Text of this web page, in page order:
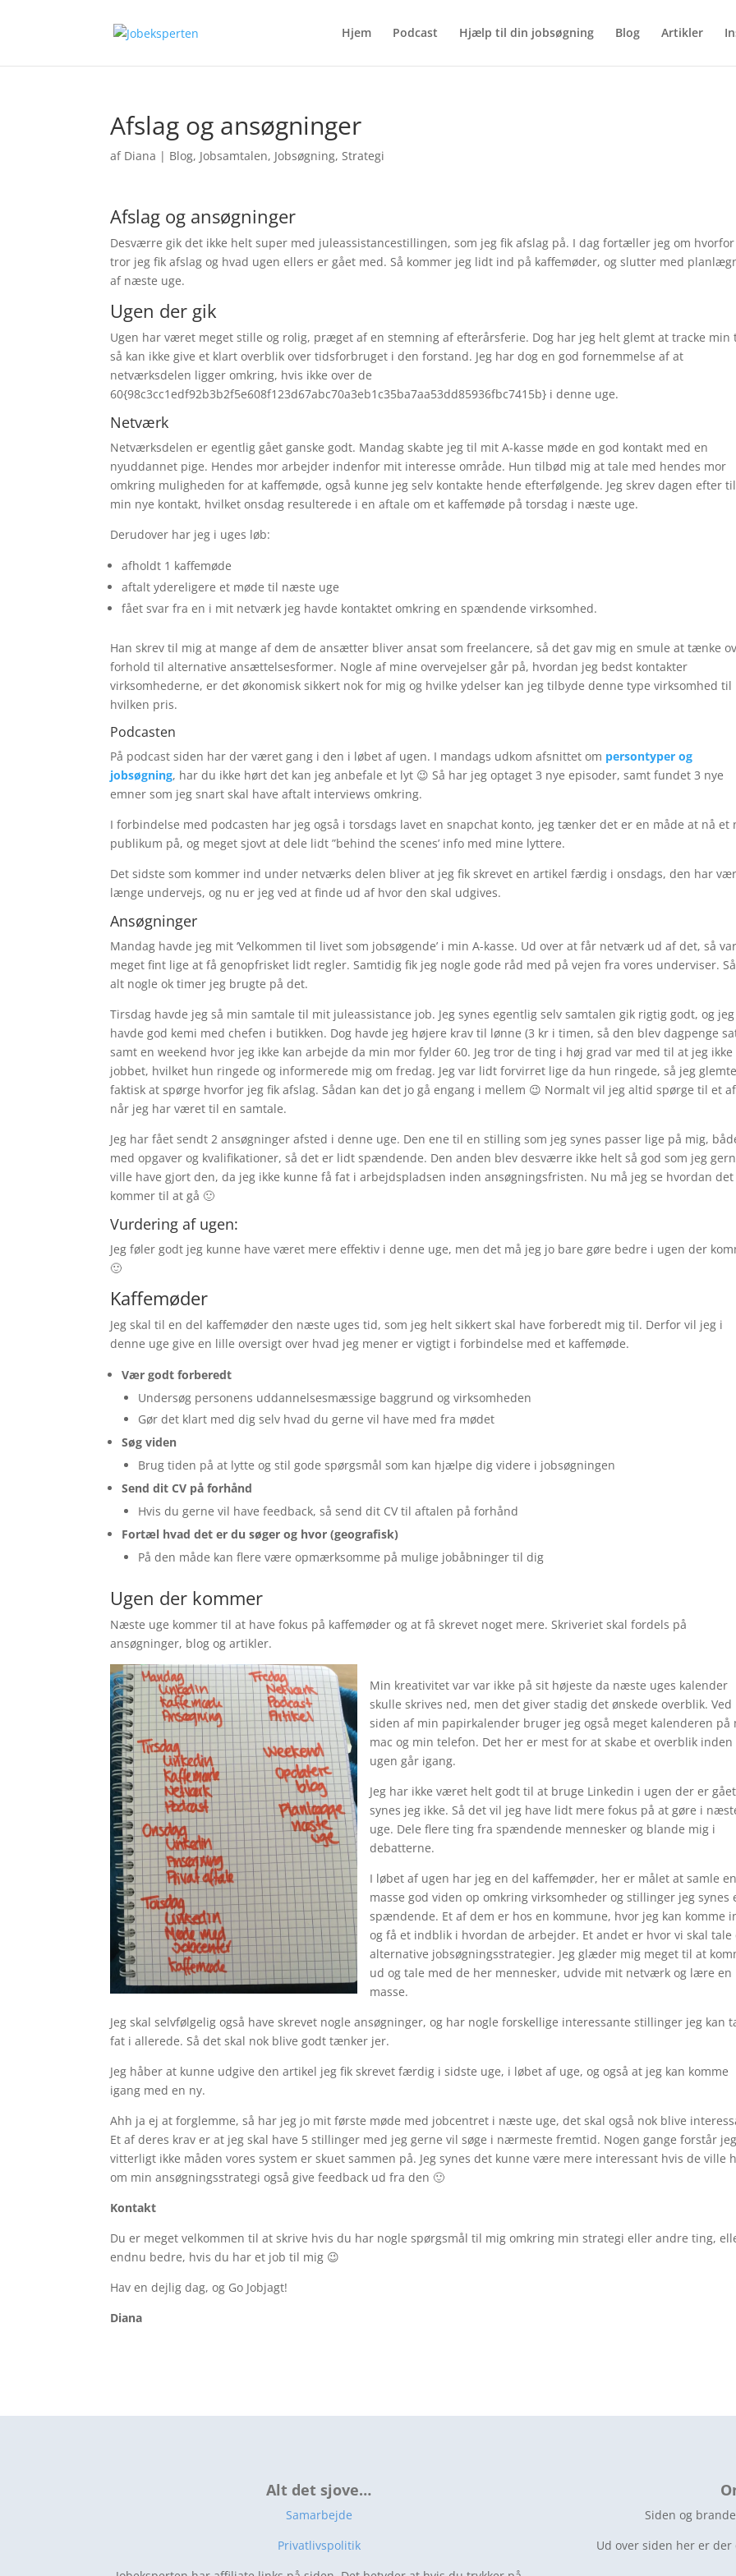
Hjem Podcast Hjælp til din jobsøgning Blog Artikler
Afslag og ansøgninger
af Diana | Blog, Jobsamtalen, Jobsøgning,Strategi
Afslag og ansøgninger
Desværre gik det ikke helt super med juleassistancestillingen, som jeg fik afslag på. I dag fortæller jeg om
tror jeg fik afslag og hvad ugen ellers er gået med. Så kommer jeg lidt ind på kaffemøder, og slutter med
af næste uge.
Ugen der gik
Ugen har været meget stille og rolig, præget af en stemning af efterårsferie. Dog har jeg helt glemt at tracke min
så kan ikke give et klart overblik over tidsforbruget i den forstand. Jeg har dog en god fornemmelse af at
netværksdelen ligger omkring, hvis ikke over de
60{98c3cc1edf92b3b2f5e608f123d67abc70a3eb1c35ba7aa53dd85936fbc7415b} i denne uge.
Netværk
Netværksdelen er egentlig gået ganske godt. Mandag skabte jeg til mit A-kasse møde en god kontakt med en
nyuddannet pige. Hendes mor arbejder indenfor mit interesse område. Hun tilbød mig at tale med hendes mor
omkring muligheden for at kaffemøde, også kunne jeg selv kontakte hende efterfølgende. Jeg skrev dagen efter til
min nye kontakt, hvilket onsdag resulterede i en aftale om et kaffemøde på torsdag i næste uge.
Derudover har jeg i uges løb:
afholdt 1 kaffemøde
aftalt ydereligere et møde til næste uge
fået svar fra en i mit netværk jeg havde kontaktet omkring en spændende virksomhed.
Han skrev til mig at mange af dem de ansætter bliver ansat som freelancere, så det gav mig en smule at tænke
forhold til alternative ansættelsesformer. Nogle af mine overvejelser går på, hvordan jeg bedst kontakter
virksomhederne, er det økonomisk sikkert nok for mig og hvilke ydelser kan jeg tilbyde denne type virksomhed til
hvilken pris.
Podcasten
På podcast siden har der været gang i den i løbet af ugen. I mandags udkom afsnittet om persontyper og
jobsøgning, har du ikke hørt det kan jeg anbefale et lyt 😉 Så har jeg optaget 3 nye episoder, samt fundet 3 nye
emner som jeg snart skal have aftalt interviews omkring.
I forbindelse med podcasten har jeg også i torsdags lavet en snapchat konto, jeg tænker det er en måde at nå et
publikum på, og meget sjovt at dele lidt ”behind the scenes’ info med mine lyttere.
Det sidste som kommer ind under netværks delen bliver at jeg fik skrevet en artikel færdig i onsdags, den har
længe undervejs, og nu er jeg ved at finde ud af hvor den skal udgives.
Ansøgninger
Mandag havde jeg mit ‘Velkommen til livet som jobsøgende’ i min A-kasse. Ud over at får netværk ud af det, så
meget fint lige at få genopfrisket lidt regler. Samtidig fik jeg nogle gode råd med på vejen fra vores underviser.
alt nogle ok timer jeg brugte på det.
Tirsdag havde jeg så min samtale til mit juleassistance job. Jeg synes egentlig selv samtalen gik rigtig godt, og jeg
havde god kemi med chefen i butikken. Dog havde jeg højere krav til lønne (3 kr i timen, så den blev dagpenge
samt en weekend hvor jeg ikke kan arbejde da min mor fylder 60. Jeg tror de ting i høj grad var med til at jeg ikke
jobbet, hvilket hun ringede og informerede mig om fredag. Jeg var lidt forvirret lige da hun ringede, så jeg glemte
faktisk at spørge hvorfor jeg fik afslag. Sådan kan det jo gå engang i mellem 😉 Normalt vil jeg altid spørge til et
når jeg har været til en samtale.
Jeg har fået sendt 2 ansøgninger afsted i denne uge. Den ene til en stilling som jeg synes passer lige på mig,
med opgaver og kvalifikationer, så det er lidt spændende. Den anden blev desværre ikke helt så god som jeg
ville have gjort den, da jeg ikke kunne få fat i arbejdspladsen inden ansøgningsfristen. Nu må jeg se hvordan det
kommer til at gå 🙂
Vurdering af ugen:
Jeg føler godt jeg kunne have været mere effektiv i denne uge, men det må jeg jo bare gøre bedre i ugen der
🙂
Kaffemøder
Jeg skal til en del kaffemøder den næste uges tid, som jeg helt sikkert skal have forberedt mig til. Derfor vil jeg i
denne uge give en lille oversigt over hvad jeg mener er vigtigt i forbindelse med et kaffemøde.
Vær godt forberedt
Undersøg personens uddannelsesmæssige baggrund og virksomheden
Gør det klart med dig selv hvad du gerne vil have med fra mødet
Søg viden
Brug tiden på at lytte og stil gode spørgsmål som kan hjælpe dig videre i jobsøgningen
Send dit CV på forhånd
Hvis du gerne vil have feedback, så send dit CV til aftalen på forhånd
Fortæl hvad det er du søger og hvor (geografisk)
På den måde kan flere være opmærksomme på mulige jobåbninger til dig
Ugen der kommer
Næste uge kommer til at have fokus på kaffemøder og at få skrevet noget mere. Skriveriet skal fordels på
ansøgninger, blog og artikler.
Min kreativitet var var ikke på sit højeste da næste uges kalender
skulle skrives ned, men det giver stadig det ønskede overblik. Ved
siden af min papirkalender bruger jeg også meget kalenderen på
mac og min telefon. Det her er mest for at skabe et overblik inden
ugen går igang.
Jeg har ikke været helt godt til at bruge Linkedin i ugen der er gået
synes jeg ikke. Så det vil jeg have lidt mere fokus på at gøre i
uge. Dele flere ting fra spændende mennesker og blande mig i
debatterne.
I løbet af ugen har jeg en del kaffemøder, her er målet at samle en
masse god viden op omkring virksomheder og stillinger jeg synes
spændende. Et af dem er hos en kommune, hvor jeg kan komme
og få et indblik i hvordan de arbejder. Et andet er hvor vi skal tale
alternative jobsøgningsstrategier. Jeg glæder mig meget til at
ud og tale med de her mennesker, udvide mit netværk og lære en
masse.
Jeg skal selvfølgelig også have skrevet nogle ansøgninger, og har nogle forskellige interessante stillinger jeg kan
fat i allerede. Så det skal nok blive godt tænker jer.
Jeg håber at kunne udgive den artikel jeg fik skrevet færdig i sidste uge, i løbet af uge, og også at jeg kan komme
igang med en ny.
Ahh ja ej at forglemme, så har jeg jo mit første møde med jobcentret i næste uge, det skal også nok blive
Et af deres krav er at jeg skal have 5 stillinger med jeg gerne vil søge i nærmeste fremtid. Nogen gange forstår jeg
vitterligt ikke måden vores system er skuet sammen på. Jeg synes det kunne være mere interessant hvis de ville
om min ansøgningsstrategi også give feedback ud fra den 🙂
Kontakt
Du er meget velkommen til at skrive hvis du har nogle spørgsmål til mig omkring min strategi eller andre ting,
endnu bedre, hvis du har et job til mig 😉
Hav en dejlig dag, og Go Jobjagt!
Diana
Alt det sjove…
Samarbejde
Privatlivspolitik
Siden og
Ud over siden her er